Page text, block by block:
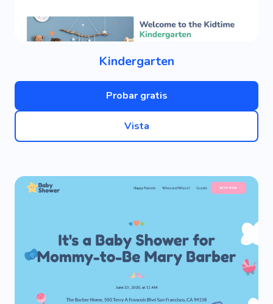
Kindergarten
Probar gratis
Vista